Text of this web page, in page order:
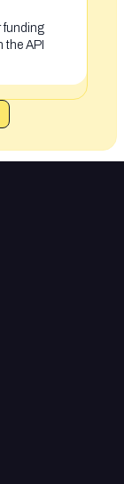
funding
API